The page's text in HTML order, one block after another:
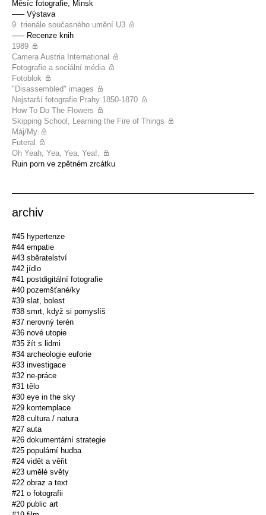
Měsíc fotografie, Minsk
––– Výstava
9. trienále současného umění U3
––– Recenze knih
1989
Camera Austria International
Fotografie a sociální média
Fotoblok
"Disassembled" images
Nejstarší fotografie Prahy 1850-1870
How To Do The Flowers
Skipping School, Learning the Fire of Things
Máj/My
Futeral
Oh Yeah, Yea, Yea, Yea!.
Ruin porn ve zpětném zrcátku
archiv
#45 hypertenze
#44 empatie
#43 sběratelství
#42 jídlo
#41 postdigitální fotografie
#40 pozemšťané/ky
#39 slat, bolest
#38 smrt, když si pomyslíš
#37 nerovný terén
#36 nové utopie
#35 žít s lidmi
#34 archeologie euforie
#33 investigace
#32 ne-práce
#31 tělo
#30 eye in the sky
#29 kontemplace
#28 cultura / natura
#27 auta
#26 dokumentární strategie
#25 populární hudba
#24 vidět a věřit
#23 umělé světy
#22 obraz a text
#21 o fotografii
#20 public art